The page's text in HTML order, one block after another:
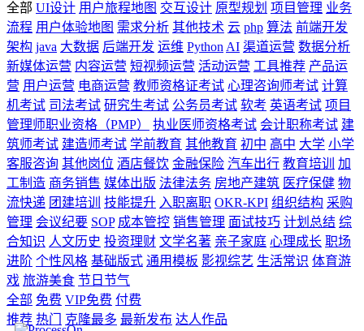
全部 UI设计 用户旅程地图 交互设计 原型规划 项目管理 业务
流程 用户体验地图 需求分析 其他技术 云 php 算法 前端开发
架构 java 大数据 后端开发 运维 Python AI 渠道运营 数据分析
新媒体运营 内容运营 短视频运营 活动运营 工具推荐 产品运
营 用户运营 电商运营 教师资格证考试 心理咨询师考试 计算
机考试 司法考试 研究生考试 公务员考试 软考 英语考试 项目
管理师职业资格（PMP）
执业医师资格考试 会计职称考试 建
筑师考试 建造师考试 学前教育 其他教育 初中 高中 大学 小学
客服咨询 其他岗位 酒店餐饮 金融保险 汽车出行 教育培训
加
工制造 商务销售 媒体出版 法律法务 房地产建筑 医疗保健 物
流快递 团建培训 技能提升 入职离职 OKR-KPI 组织结构 采购
管理 会议纪要 SOP 成本管控 销售管理 面试技巧 计划总结 综
合知识 人文历史 投资理财 文学名著 亲子家庭 心理成长 职场
进阶 个性风格 基础版式 通用模板 影视综艺 生活常识 体育游
戏 旅游美食 节日节气
全部 免费 VIP免费 付费
推荐 热门 克隆最多 最新发布 达人作品